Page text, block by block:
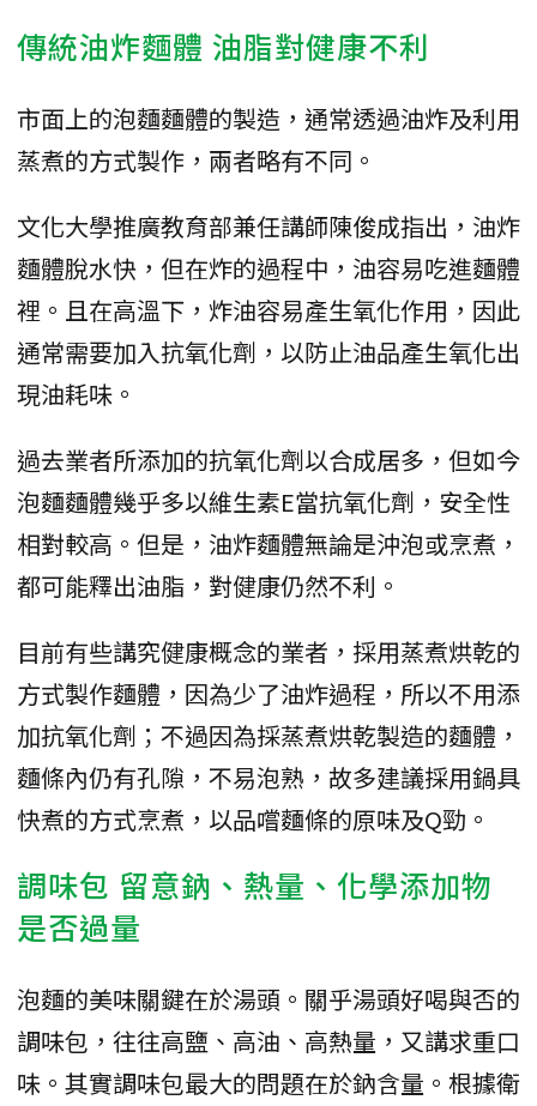
傳統油炸麵體 油脂對健康不利
市面上的泡麵麵體的製造，通常透過油炸及利用
蒸煮的方式製作，兩者略有不同。
文化大學推廣教育部兼任講師陳俊成指出，油炸
麵體脫水快，但在炸的過程中，油容易吃進麵體
裡。且在高溫下，炸油容易產生氧化作用，因此
通常需要加入抗氧化劑，以防止油品產生氧化出
現油耗味。
過去業者所添加的抗氧化劑以合成居多，但如今
泡麵麵體幾乎多以維生素E當抗氧化劑，安全性
相對較高。但是，油炸麵體無論是沖泡或烹煮，
都可能釋出油脂，對健康仍然不利。
目前有些講究健康概念的業者，採用蒸煮烘乾的
方式製作麵體，因為少了油炸過程，所以不用添
加抗氧化劑；不過因為採蒸煮烘乾製造的麵體，
麵條內仍有孔隙，不易泡熟，故多建議採用鍋具
快煮的方式烹煮，以品嚐麵條的原味及Q勁。
調味包 留意鈉、熱量、化學添加物
是否過量
泡麵的美味關鍵在於湯頭。關乎湯頭好喝與否的
調味包，往往高鹽、高油、高熱量，又講求重口
味。其實調味包最大的問題在於鈉含量。根據衛